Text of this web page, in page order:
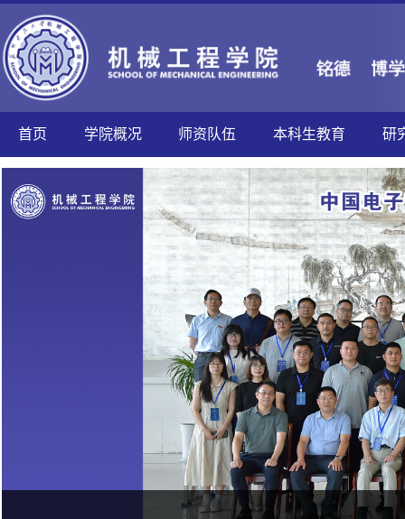
首页 学院概况 师资队伍 本科生教育 研